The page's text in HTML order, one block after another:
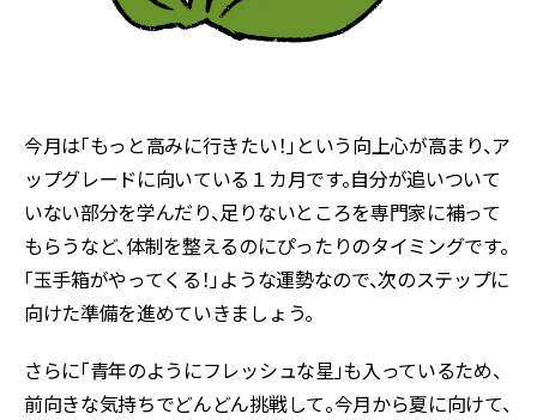
今月は「もっと高みに行きたい！」という向上心が高まり、ア
ップグレードに向いている１カ月です。自分が追いついて
いない部分を学んだり、足りないところを専門家に補って
もらうなど、体制を整えるのにぴったりのタイミングです。
「玉手箱がやってくる！」ような運勢なので、次のステップに
向けた準備を進めていきましょう。
さらに「青年のようにフレッシュな星」も入っているため、
前向きな気持ちでどんどん挑戦して。今月から夏に向けて、